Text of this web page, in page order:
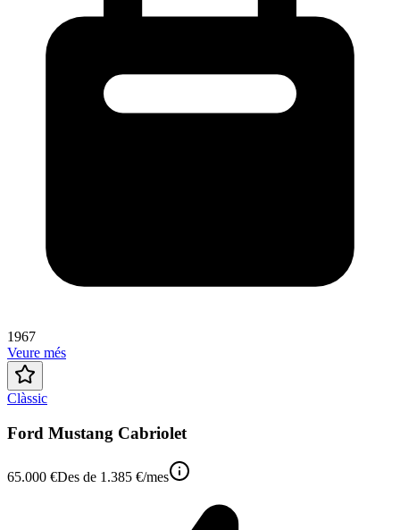
1967
Veure més
Clàssic
Ford Mustang Cabriolet
65.000 €Des de 1.385 €/mes